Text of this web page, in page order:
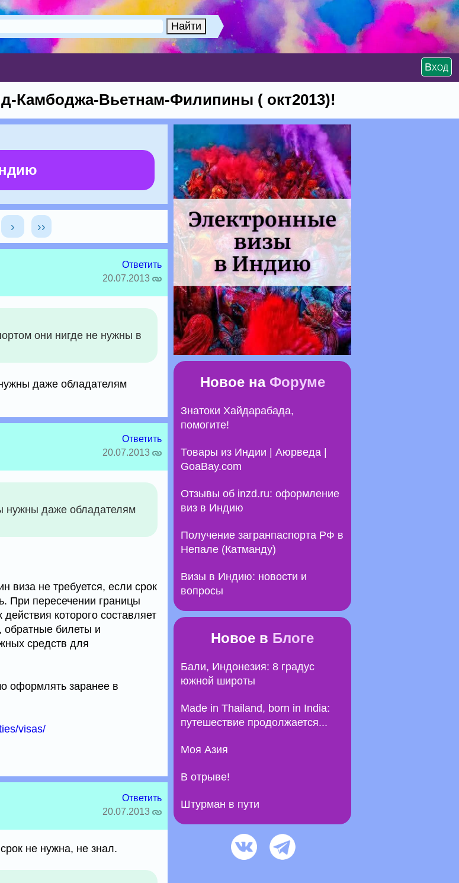
Вход
Камбоджа-Вьетнам-Филипины ( окт2013)!
› ››
Ответить
20.07.2013
они нигде не нужны в
даже обладателям
Ответить
20.07.2013
нужны даже обладателям
виза не требуется, если срок
При пересечении границы
которого составляет
обратные билеты и
средств для
оформлять заранее в
visas/
Ответить
20.07.2013
не нужна, не знал.
Новое на Форуме
Знатоки Хайдарабада,
помогите!
Товары из Индии | Аюрведа |
GoaBay.com
Отзывы об inzd.ru: оформление
виз в Индию
Получение загранпаспорта РФ в
Непале (Катманду)
Визы в Индию: новости и
вопросы
Новое в Блоге
Бали, Индонезия: 8 градус
южной широты
Made in Thailand, born in India:
путешествие продолжается...
Моя Азия
В отрыве!
Штурман в пути